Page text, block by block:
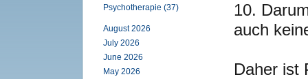
Psychotherapie (37)
August 2026
July 2026
June 2026
May 2026
10.
auch
Daher ist